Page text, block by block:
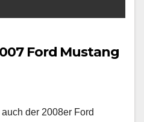
Ford Mustang
der 2008er Ford